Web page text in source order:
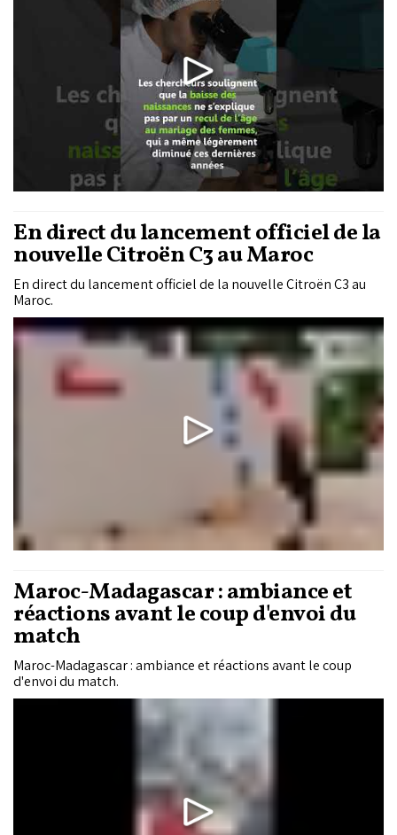
En direct du lancement officiel de la
nouvelle Citroën C3 au Maroc
En direct du lancement officiel de la nouvelle Citroën C3 au
Maroc.
Maroc-Madagascar : ambiance et
réactions avant le coup d'envoi du
match
Maroc-Madagascar : ambiance et réactions avant le coup
d'envoi du match.